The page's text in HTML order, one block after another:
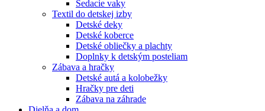
Sedacie vaky
Textil do detskej izby
Detské deky
Detské koberce
Detské obliečky a plachty
Doplnky k detským posteliam
Zábava a hračky
Detské autá a kolobežky
Hračky pre deti
Zábava na záhrade